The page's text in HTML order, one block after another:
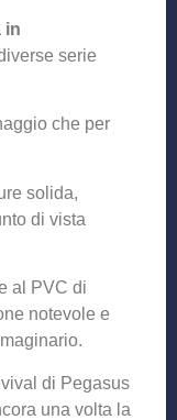
in
serie
che per
solida,
di vista
al PVC di
notevole e
di Pegasus
una volta la